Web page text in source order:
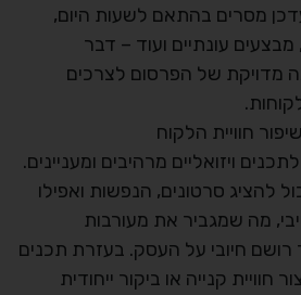
מסרים בהתאם לשעות היום,
מבצעים עונתיים ועוד – דבר
של הפרסום לצרכים
חוויית הלקוח
ויזואליים מרהיבים ומעניינים.
להציג סרטונים, הנפשות ואפילו
מה שמגביר את מעורבות
רושם חיובי על העסק. בעזרת תכנים
חוויית קנייה או ביקור ייחודית